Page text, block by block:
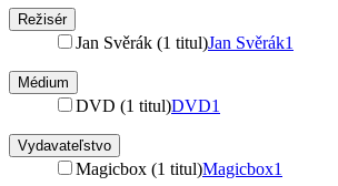
Režisér
Jan Svěrák (1 titul)Jan Svěrák1
Médium
DVD (1 titul)DVD1
Vydavateľstvo
Magicbox (1 titul)Magicbox1